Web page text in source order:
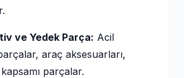
ve Yedek Parça: Acil
araç aksesuarları,
parçalar.